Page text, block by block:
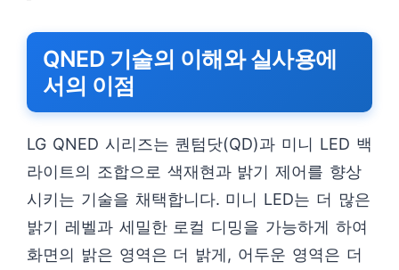
QNED 기술의 이해와 실사용에
서의 이점
LG QNED 시리즈는 퀀텀닷(QD)과 미니 LED 백
라이트의 조합으로 색재현과 밝기 제어를 향상
시키는 기술을 채택합니다. 미니 LED는 더 많은
밝기 레벨과 세밀한 로컬 디밍을 가능하게 하여
화면의 밝은 영역은 더 밝게, 어두운 영역은 더